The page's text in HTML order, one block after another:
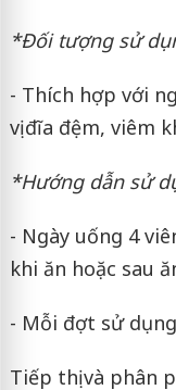
*Đối tượng sử
- Thích hợp với
vị đĩa đệm, viêm
*Hướng dẫn sử
- Ngày uống 4
khi ăn hoặc sau
- Mỗi đợt sử
Tiếp thị và phân